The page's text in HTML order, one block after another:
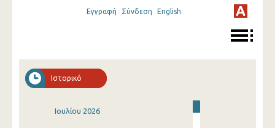
Εγγραφή Σύνδεση English
Ιστορικό
Ιουλίου 2026